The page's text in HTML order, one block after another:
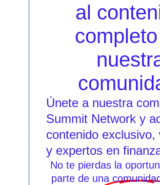
al
Únete a nuestra
Summit Network y
contenido exclusivo,
y expertos en
No te pierdas la
parte de una